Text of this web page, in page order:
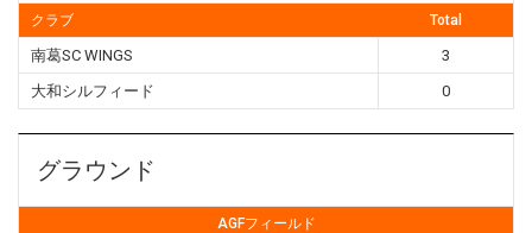
クラブ Total
南葛SC WINGS
3
大和シルフィード
0
グラウンド
AGFフィールド